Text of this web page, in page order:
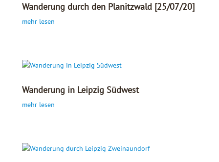
Wanderung durch den Planitzwald [25/07/20]
mehr lesen
Wanderung in Leipzig Südwest
mehr lesen